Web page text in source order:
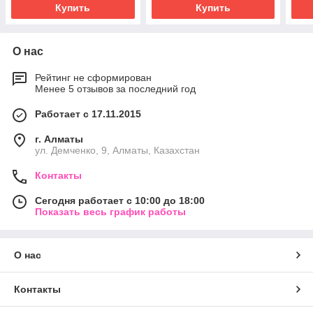
Купить Купить
О нас
Рейтинг не сформирован
Менее 5 отзывов за последний год
Работает с 17.11.2015
г. Алматы
ул. Демченко, 9, Алматы, Казахстан
Контакты
Сегодня работает с 10:00 до 18:00
Показать весь график работы
О нас
Контакты